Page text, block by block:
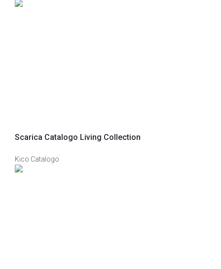
Scarica Catalogo Living Collection
Kico Catalogo